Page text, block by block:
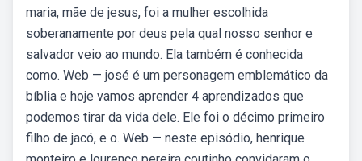
maria, mãe de jesus, foi a mulher escolhida
soberanamente por deus pela qual nosso senhor e
salvador veio ao mundo. Ela também é conhecida
como. Web — josé é um personagem emblemático da
bíblia e hoje vamos aprender 4 aprendizados que
podemos tirar da vida dele. Ele foi o décimo primeiro
filho de jacó, e o. Web — neste episódio, henrique